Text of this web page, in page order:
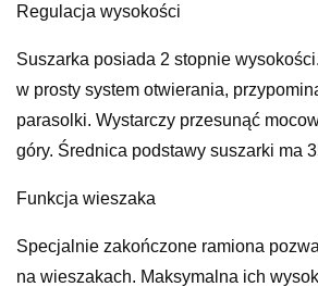
Regulacja wysokości
Suszarka posiada 2 stopnie
w prosty system otwierania,
parasolki. Wystarczy przesunąć
góry. Średnica podstawy suszarki ma
Funkcja wieszaka
Specjalnie zakończone ramiona
na wieszakach. Maksymalna ich